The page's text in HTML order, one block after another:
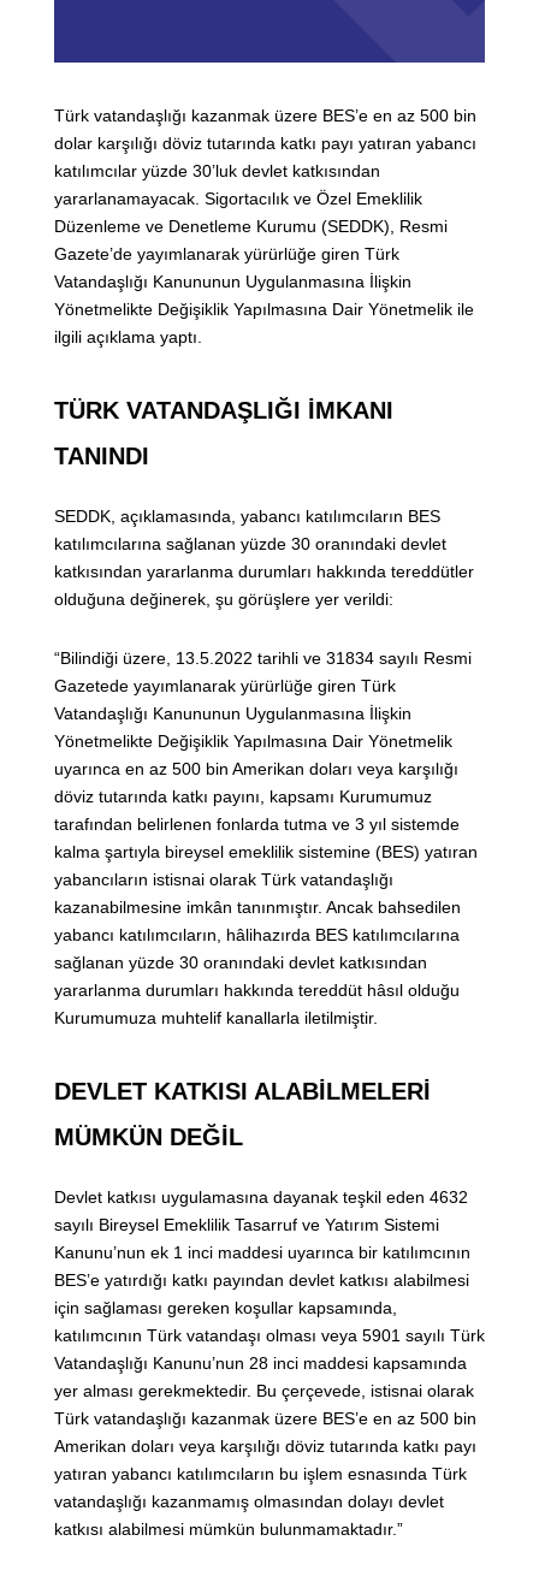
Türk vatandaşlığı kazanmak üzere BES’e en az 500 bin
dolar karşılığı döviz tutarında katkı payı yatıran yabancı
katılımcılar yüzde 30’luk devlet katkısından
yararlanamayacak. Sigortacılık ve Özel Emeklilik
Düzenleme ve Denetleme Kurumu (SEDDK), Resmi
Gazete’de yayımlanarak yürürlüğe giren Türk
Vatandaşlığı Kanununun Uygulanmasına İlişkin
Yönetmelikte Değişiklik Yapılmasına Dair Yönetmelik ile
ilgili açıklama yaptı.
TÜRK VATANDAŞLIĞI İMKANI
TANINDI
SEDDK, açıklamasında, yabancı katılımcıların BES
katılımcılarına sağlanan yüzde 30 oranındaki devlet
katkısından yararlanma durumları hakkında tereddütler
olduğuna değinerek, şu görüşlere yer verildi:
“Bilindiği üzere, 13.5.2022 tarihli ve 31834 sayılı Resmi
Gazetede yayımlanarak yürürlüğe giren Türk
Vatandaşlığı Kanununun Uygulanmasına İlişkin
Yönetmelikte Değişiklik Yapılmasına Dair Yönetmelik
uyarınca en az 500 bin Amerikan doları veya karşılığı
döviz tutarında katkı payını, kapsamı Kurumumuz
tarafından belirlenen fonlarda tutma ve 3 yıl sistemde
kalma şartıyla bireysel emeklilik sistemine (BES) yatıran
yabancıların istisnai olarak Türk vatandaşlığı
kazanabilmesine imkân tanınmıştır. Ancak bahsedilen
yabancı katılımcıların, hâlihazırda BES katılımcılarına
sağlanan yüzde 30 oranındaki devlet katkısından
yararlanma durumları hakkında tereddüt hâsıl olduğu
Kurumumuza muhtelif kanallarla iletilmiştir.
DEVLET KATKISI ALABİLMELERİ
MÜMKÜN DEĞİL
Devlet katkısı uygulamasına dayanak teşkil eden 4632
sayılı Bireysel Emeklilik Tasarruf ve Yatırım Sistemi
Kanunu’nun ek 1 inci maddesi uyarınca bir katılımcının
BES’e yatırdığı katkı payından devlet katkısı alabilmesi
için sağlaması gereken koşullar kapsamında,
katılımcının Türk vatandaşı olması veya 5901 sayılı Türk
Vatandaşlığı Kanunu’nun 28 inci maddesi kapsamında
yer alması gerekmektedir. Bu çerçevede, istisnai olarak
Türk vatandaşlığı kazanmak üzere BES’e en az 500 bin
Amerikan doları veya karşılığı döviz tutarında katkı payı
yatıran yabancı katılımcıların bu işlem esnasında Türk
vatandaşlığı kazanmamış olmasından dolayı devlet
katkısı alabilmesi mümkün bulunmamaktadır.”